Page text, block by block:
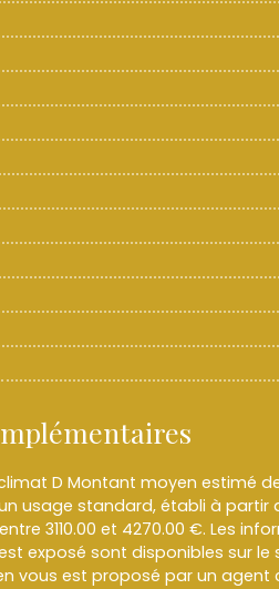
D Montant moyen estimé
usage standard, établi à partir
3110.00 et 4270.00 €. Les
exposé sont disponibles sur le
vous est proposé par un agent